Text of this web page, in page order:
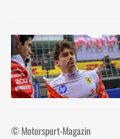
© Motorsport-Magazin